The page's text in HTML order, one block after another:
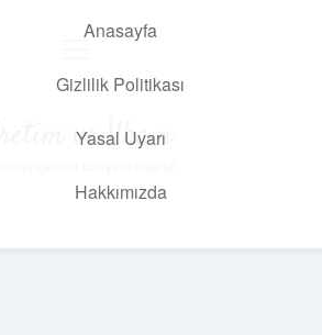
Anasayfa
Gizlilik Politikası
Yasal Uyarı
Hakkımızda
Üretim ve İlham